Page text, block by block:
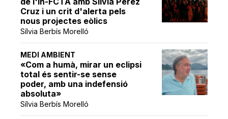
Cruz i un crit d'alerta pels
nous projectes eòlics
Sílvia Berbís Morelló
MEDI AMBIENT
«Com a humà, mirar un eclipsi
total és sentir-se sense
poder, amb una indefensió
absoluta»
Sílvia Berbís Morelló